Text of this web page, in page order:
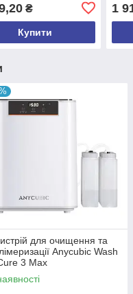
₴
Купити
1
для очищення та
Anycubic Wash
3 Max